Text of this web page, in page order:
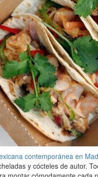
contemporánea en
y cócteles de autor.